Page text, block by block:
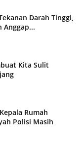
Darah Tinggi,
Anggap...
Kita Sulit
Rumah
Polisi Masih